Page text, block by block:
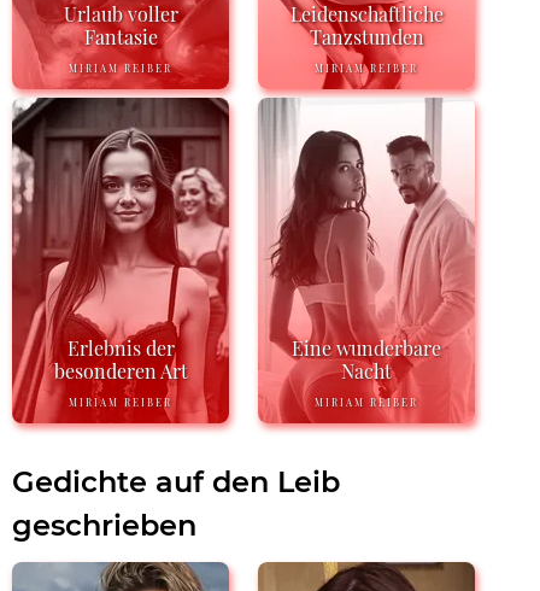
Urlaub voller
Fantasie
MIRIAM REIBER
Leidenschaftliche
Tanzstunden
MIRIAM REIBER
Erlebnis der
besonderen Art
MIRIAM REIBER
Eine wunderbare
Nacht
MIRIAM REIBER
Gedichte auf den Leib
geschrieben